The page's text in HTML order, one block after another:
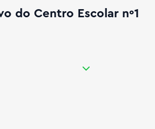
do Centro Escolar nº1